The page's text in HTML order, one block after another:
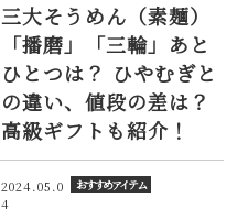
三大そうめん（素麺）
「播磨」「三輪」あと
ひとつは？ ひやむぎと
の違い、値段の差は？
高級ギフトも紹介！
2024.05.0
4
おすすめアイテム